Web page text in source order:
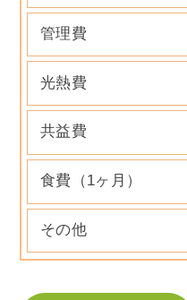
管理費
光熱費
共益費
食費（1ヶ月）
その他